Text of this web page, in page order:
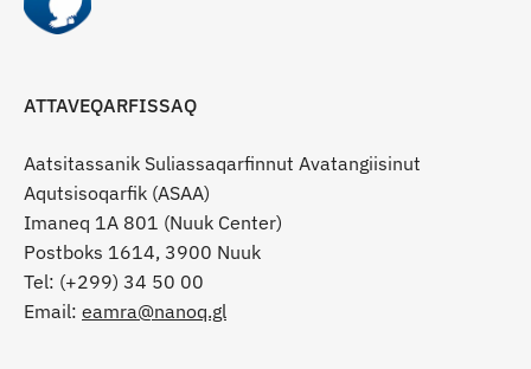
ATTAVEQARFISSAQ
Aatsitassanik Suliassaqarfinnut Avatangiisinut
Aqutsisoqarfik (ASAA)
Imaneq 1A 801 (Nuuk Center)
Postboks 1614, 3900 Nuuk
Tel: (+299) 34 50 00
Email: eamra@nanoq.gl